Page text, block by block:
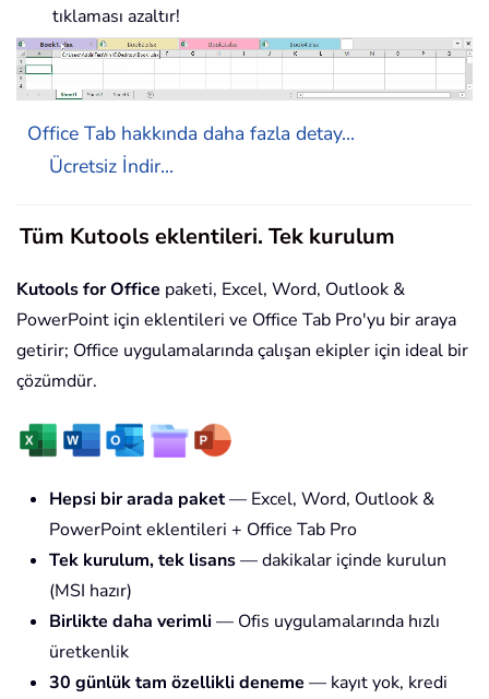
tıklaması azaltır!
Office Tab hakkında daha fazla detay...
Ücretsiz İndir...
Tüm Kutools eklentileri. Tek kurulum
Kutools for Office paketi, Excel, Word, Outlook &
PowerPoint için eklentileri ve Office Tab Pro'yu bir araya
getirir; Office uygulamalarında çalışan ekipler için ideal bir
çözümdür.
Hepsi bir arada paket— Excel, Word, Outlook &
PowerPoint eklentileri + Office Tab Pro
Tek kurulum, tek lisans— dakikalar içinde kurulun
(MSI hazır)
Birlikte daha verimli — Ofis uygulamalarında hızlı
üretkenlik
30 günlük tam özellikli deneme — kayıt yok, kredi